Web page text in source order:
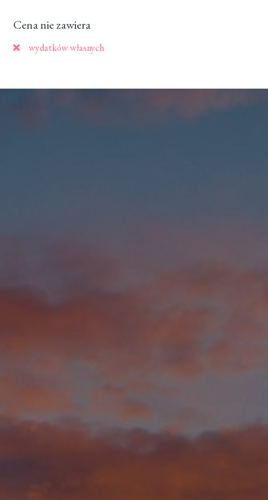
Cena nie zawiera
wydatków własnych